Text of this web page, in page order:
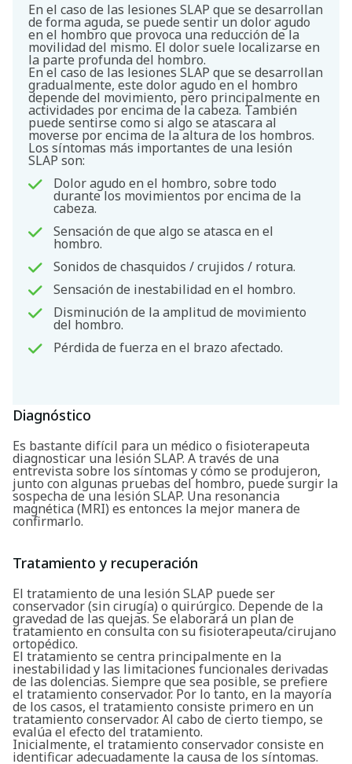
En el caso de las lesiones SLAP que se desarrollan
de forma aguda, se puede sentir un dolor agudo
en el hombro que provoca una reducción de la
movilidad del mismo. El dolor suele localizarse en
la parte profunda del hombro.
En el caso de las lesiones SLAP que se desarrollan
gradualmente, este dolor agudo en el hombro
depende del movimiento, pero principalmente en
actividades por encima de la cabeza. También
puede sentirse como si algo se atascara al
moverse por encima de la altura de los hombros.
Los síntomas más importantes de una lesión
SLAP son:
Dolor agudo en el hombro, sobre todo
durante los movimientos por encima de la
cabeza.
Sensación de que algo se atasca en el
hombro.
Sonidos de chasquidos / crujidos / rotura.
Sensación de inestabilidad en el hombro.
Disminución de la amplitud de movimiento
del hombro.
Pérdida de fuerza en el brazo afectado.
Diagnóstico
Es bastante difícil para un médico o fisioterapeuta
diagnosticar una lesión SLAP. A través de una
entrevista sobre los síntomas y cómo se produjeron,
junto con algunas pruebas del hombro, puede surgir la
sospecha de una lesión SLAP. Una resonancia
magnética (MRI) es entonces la mejor manera de
confirmarlo.
Tratamiento y recuperación
El tratamiento de una lesión SLAP puede ser
conservador (sin cirugía) o quirúrgico. Depende de la
gravedad de las quejas. Se elaborará un plan de
tratamiento en consulta con su fisioterapeuta/cirujano
ortopédico.
El tratamiento se centra principalmente en la
inestabilidad y las limitaciones funcionales derivadas
de las dolencias. Siempre que sea posible, se prefiere
el tratamiento conservador. Por lo tanto, en la mayoría
de los casos, el tratamiento consiste primero en un
tratamiento conservador. Al cabo de cierto tiempo, se
evalúa el efecto del tratamiento.
Inicialmente, el tratamiento conservador consiste en
identificar adecuadamente la causa de los síntomas.